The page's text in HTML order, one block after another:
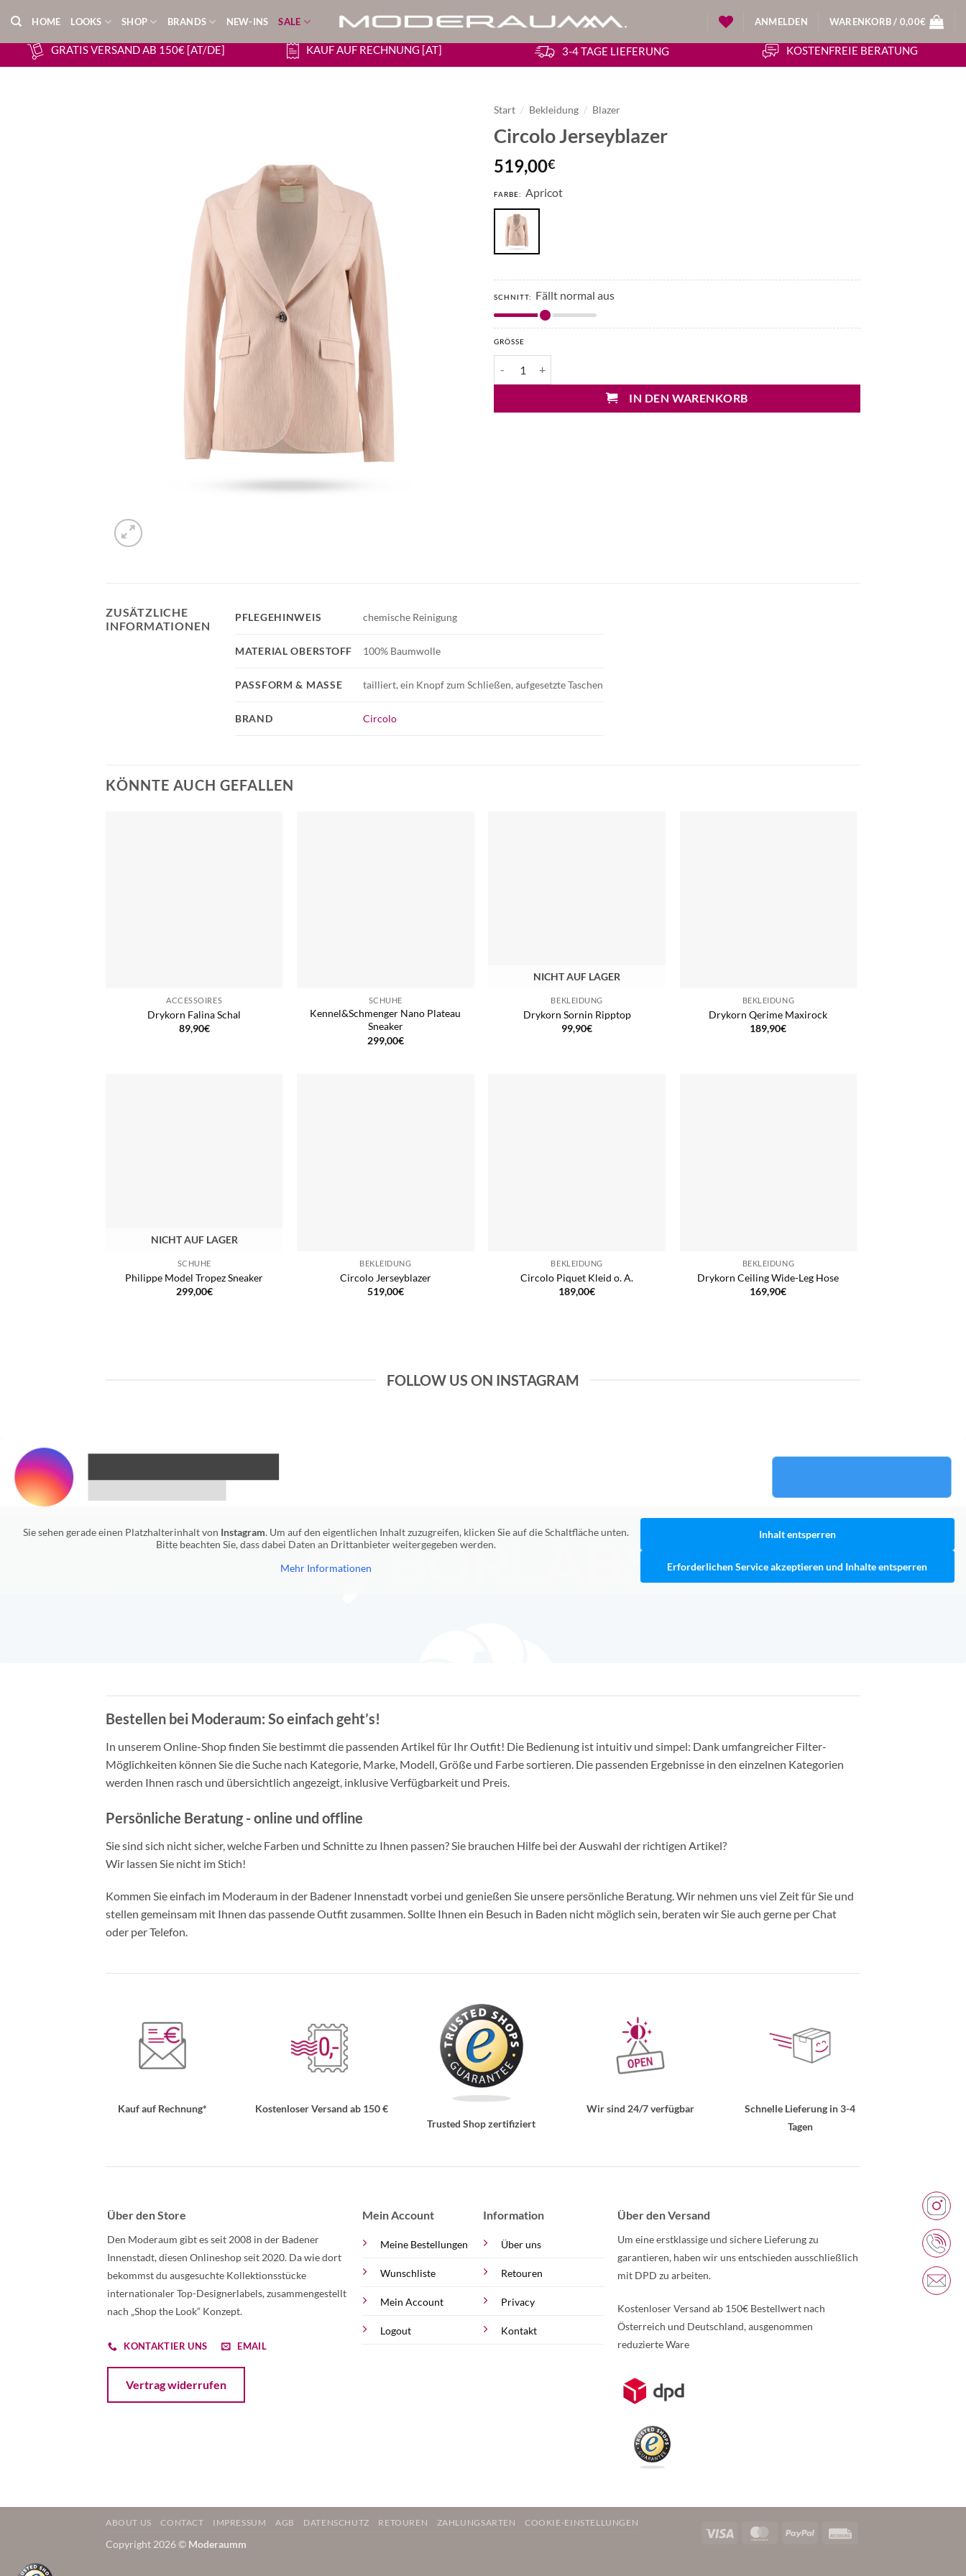
Inhalt
springen
HOME LOOKS SHOP BRANDS NEW-INS SALE ANMELDEN WARENKORB / 0,00€
GRATIS VERSAND AB 150€ [AT/DE] KAUF AUF RECHNUNG [AT] 3-4 TAGE LIEFERUNG KOSTENFREIE BERATUNG
Start / Bekleidung / Blazer
Circolo Jerseyblazer
519,00€
FARBE: Apricot
SCHNITT: Fällt normal aus
GRÖSSE
IN DEN WARENKORB
ZUSÄTZLICHE
INFORMATIONEN
BRAND Circolo
PFLEGEHINWEIS chemische Reinigung
MATERIAL OBERSTOFF 100% Baumwolle
PASSFORM & MASSE tailliert, ein Knopf zum Schließen, aufgesetzte Taschen
KÖNNTE AUCH GEFALLEN
ACCESSOIRES
Drykorn Falina Schal
89,90€
SCHUHE
Kennel&Schmenger Nano Plateau
Sneaker
299,00€
NICHT AUF LAGER
BEKLEIDUNG
Drykorn Sornin Ripptop
99,90€
BEKLEIDUNG
Drykorn Qerime Maxirock
189,90€
NICHT AUF LAGER
SCHUHE
Philippe Model Tropez Sneaker
299,00€
BEKLEIDUNG
Circolo Jerseyblazer
519,00€
BEKLEIDUNG
Circolo Piquet Kleid o. A.
189,00€
BEKLEIDUNG
Drykorn Ceiling Wide-Leg Hose
169,90€
FOLLOW US ON INSTAGRAM
Sie sehen gerade einen Platzhalterinhalt von Instagram. Um auf den eigentlichen Inhalt zuzugreifen, klicken Sie auf die Schaltfläche unten.
Bitte beachten Sie, dass dabei Daten an Drittanbieter weitergegeben werden.
Mehr Informationen
Inhalt entsperren
Erforderlichen Service akzeptieren und Inhalte entsperren
Bestellen bei Moderaum: So einfach geht’s!
In unserem Online-Shop finden Sie bestimmt die passenden Artikel für Ihr Outfit! Die Bedienung ist intuitiv und simpel: Dank umfangreicher Filter-
Möglichkeiten können Sie die Suche nach Kategorie, Marke, Modell, Größe und Farbe sortieren. Die passenden Ergebnisse in den einzelnen Kategorien
werden Ihnen rasch und übersichtlich angezeigt, inklusive Verfügbarkeit und Preis.
Persönliche Beratung - online und offline
Sie sind sich nicht sicher, welche Farben und Schnitte zu Ihnen passen? Sie brauchen Hilfe bei der Auswahl der richtigen Artikel?
Wir lassen Sie nicht im Stich!
Kommen Sie einfach im Moderaum in der Badener Innenstadt vorbei und genießen Sie unsere persönliche Beratung. Wir nehmen uns viel Zeit für Sie und
stellen gemeinsam mit Ihnen das passende Outfit zusammen. Sollte Ihnen ein Besuch in Baden nicht möglich sein, beraten wir Sie auch gerne per Chat
oder per Telefon.
Kauf auf Rechnung*
Kostenloser Versand ab 150 €
Trusted Shop zertifiziert
Wir sind 24/7 verfügbar
Schnelle Lieferung in 3-4
Tagen
Über den Store
Den Moderaum gibt es seit 2008 in der Badener
Innenstadt, diesen Onlineshop seit 2020. Da wie dort
bekommst du ausgesuchte Kollektionsstücke
internationaler Top-Designerlabels, zusammengestellt
nach „Shop the Look“ Konzept.
KONTAKTIER UNS EMAIL
Vertrag widerrufen
Mein Account
Meine Bestellungen
Wunschliste
Mein Account
Logout
Information
Über uns
Retouren
Privacy
Kontakt
Über den Versand
Um eine erstklassige und sichere Lieferung zu
garantieren, haben wir uns entschieden ausschließlich
mit DPD zu arbeiten.
Kostenloser Versand ab 150€ Bestellwert nach
Österreich und Deutschland, ausgenommen
reduzierte Ware
Weitere Informationen über den gesperrten Inhalt.
Visa MasterCardPayPal
ABOUT US CONTACT IMPRESSUM AGB DATENSCHUTZ RETOUREN ZAHLUNGSARTEN COOKIE-EINSTELLUNGEN
Copyright 2026 © Moderaumm
Weitere Informationen über den gesperrten Inhalt.